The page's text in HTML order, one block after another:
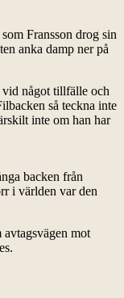
Fransson drog sin
anka damp ner på
något tillfälle och
så teckna inte
inte om han har
backen från
i världen var den
mot